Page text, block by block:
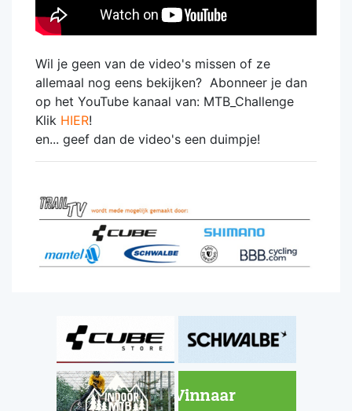
Wil je geen van de video's missen of ze
allemaal nog eens bekijken? Abonneer je dan
op het YouTube kanaal van: MTB_Challenge
Klik HIER!
en... geef dan de video's een duimpje!